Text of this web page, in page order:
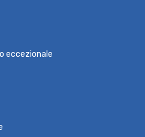
eccezionale